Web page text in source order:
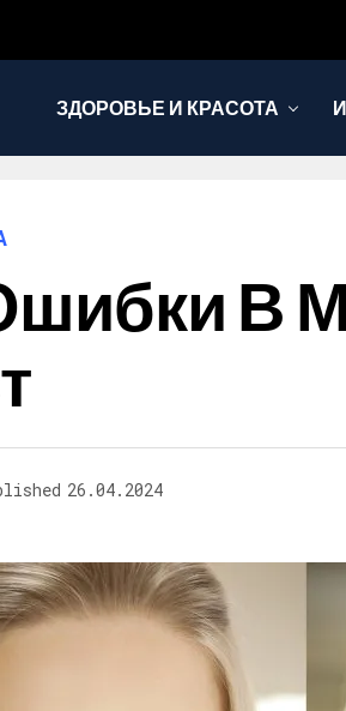
ЗДОРОВЬЕ И КРАСОТА
В
26.04.2024